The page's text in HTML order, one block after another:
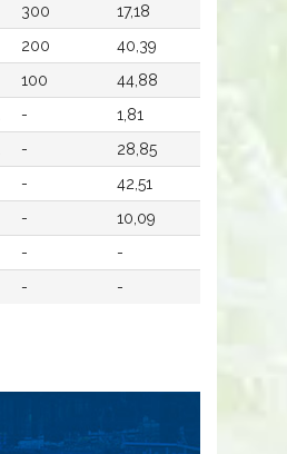
300
17,18
200
40,39
100
44,88
-
1,81
-
28,85
-
42,51
-
10,09
-
-
- -